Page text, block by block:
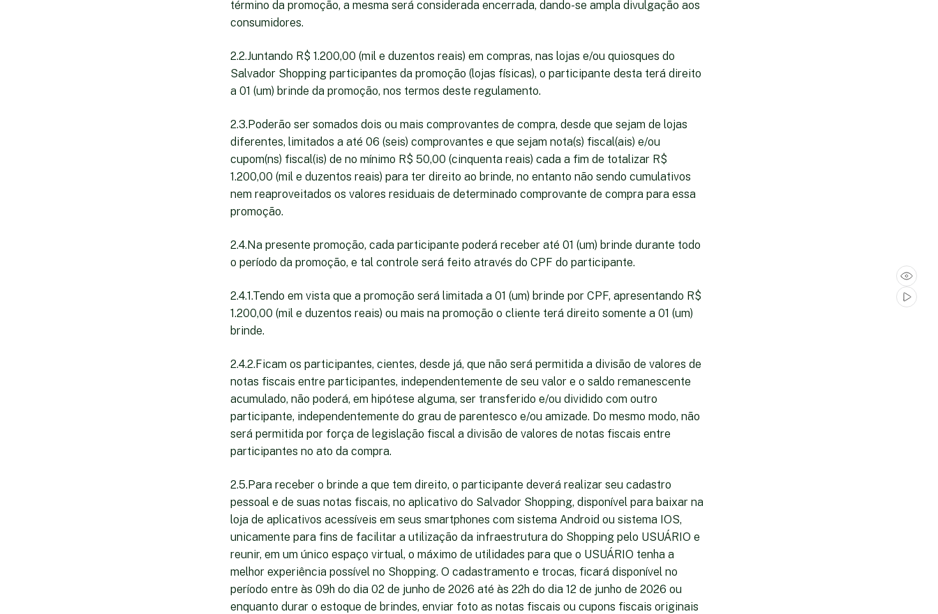
término da promoção, a mesma será considerada encerrada, dando-se ampla divulgação aos
consumidores.
2.2.Juntando R$ 1.200,00 (mil e duzentos reais) em compras, nas lojas e/ou quiosques do
Salvador Shopping participantes da promoção (lojas físicas), o participante desta terá direito
a 01 (um) brinde da promoção, nos termos deste regulamento.
2.3.Poderão ser somados dois ou mais comprovantes de compra, desde que sejam de lojas
diferentes, limitados a até 06 (seis) comprovantes e que sejam nota(s) fiscal(ais) e/ou
cupom(ns) fiscal(is) de no mínimo R$ 50,00 (cinquenta reais) cada a fim de totalizar R$
1.200,00 (mil e duzentos reais) para ter direito ao brinde, no entanto não sendo cumulativos
nem reaproveitados os valores residuais de determinado comprovante de compra para essa
promoção.
2.4.Na presente promoção, cada participante poderá receber até 01 (um) brinde durante todo
o período da promoção, e tal controle será feito através do CPF do participante.
2.4.1.Tendo em vista que a promoção será limitada a 01 (um) brinde por CPF, apresentando R$
1.200,00 (mil e duzentos reais) ou mais na promoção o cliente terá direito somente a 01 (um)
brinde.
2.4.2.Ficam os participantes, cientes, desde já, que não será permitida a divisão de valores de
notas fiscais entre participantes, independentemente de seu valor e o saldo remanescente
acumulado, não poderá, em hipótese alguma, ser transferido e/ou dividido com outro
participante, independentemente do grau de parentesco e/ou amizade. Do mesmo modo, não
será permitida por força de legislação fiscal a divisão de valores de notas fiscais entre
participantes no ato da compra.
2.5.Para receber o brinde a que tem direito, o participante deverá realizar seu cadastro
pessoal e de suas notas fiscais, no aplicativo do Salvador Shopping, disponível para baixar na
loja de aplicativos acessíveis em seus smartphones com sistema Android ou sistema IOS,
unicamente para fins de facilitar a utilização da infraestrutura do Shopping pelo USUÁRIO e
reunir, em um único espaço virtual, o máximo de utilidades para que o USUÁRIO tenha a
melhor experiência possível no Shopping. O cadastramento e trocas, ficará disponível no
período entre às 09h do dia 02 de junho de 2026 até às 22h do dia 12 de junho de 2026 ou
enquanto durar o estoque de brindes, enviar foto as notas fiscais ou cupons fiscais originais